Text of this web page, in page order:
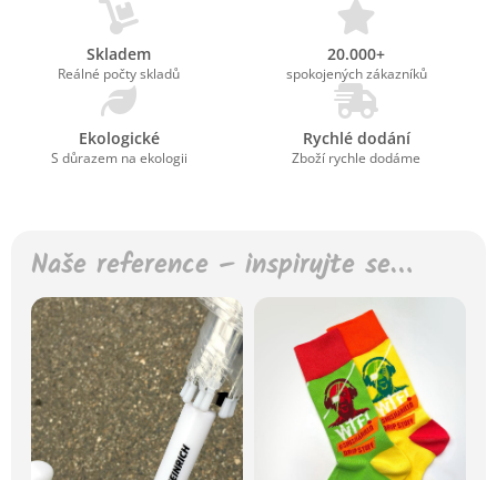
Skladem
Reálné počty skladů
20.000+
spokojených zákazníků
Ekologické
S důrazem na ekologii
Rychlé dodání
Zboží rychle dodáme
Naše reference – inspirujte se…